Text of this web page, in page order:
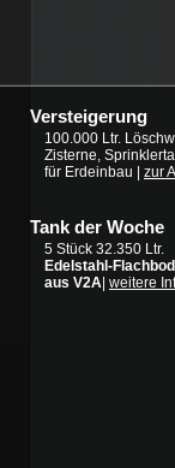
Versteigerung
100.000 Ltr.
Zisterne,
für Erdeinbau | zur
Tank der Woche
5 Stück 32.350 Ltr.
Edelstahl-
aus V2A weitere